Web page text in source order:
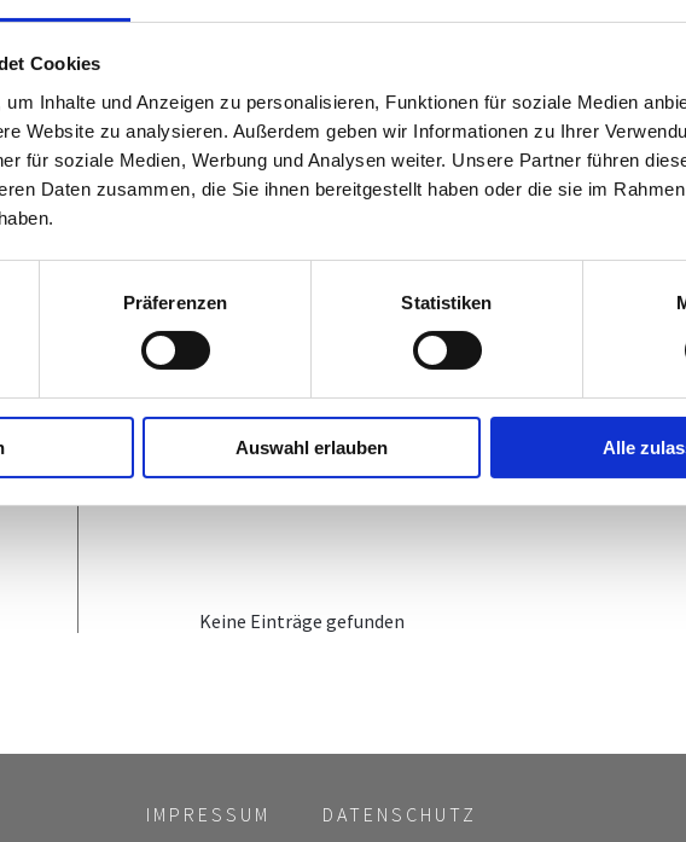
Cookies
Inhalte und Anzeigen zu personalisieren, Funktionen für soziale Medien
Website zu analysieren. Außerdem geben wir Informationen zu Ihrer
für soziale Medien, Werbung und Analysen weiter. Unsere Partner führen
Daten zusammen, die Sie ihnen bereitgestellt haben oder die sie im
Präferenzen Statistiken
Auswahl erlauben Alle
Wichtig ist auch noch, dass die hier angezeigten Daten
übernommen werden. Für die offengelegten Einträge ist
Nähere Informationen zum Haftungsausschluss finden
SUCHBEGRIFF
BGL KTN NÖ OÖ
Alle/Kein
Keine Einträge gefunden
IMPRESSUM DATENSCHUTZ